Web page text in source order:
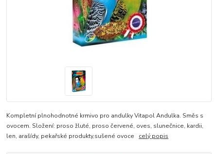
Kompletní plnohodnotné krmivo pro andulky Vitapol Andulka. Směs s
ovocem. Složení: proso žluté, proso červené, oves, slunečnice, kardii,
len, arašídy, pekařské produkty,sušené ovoce celý popis